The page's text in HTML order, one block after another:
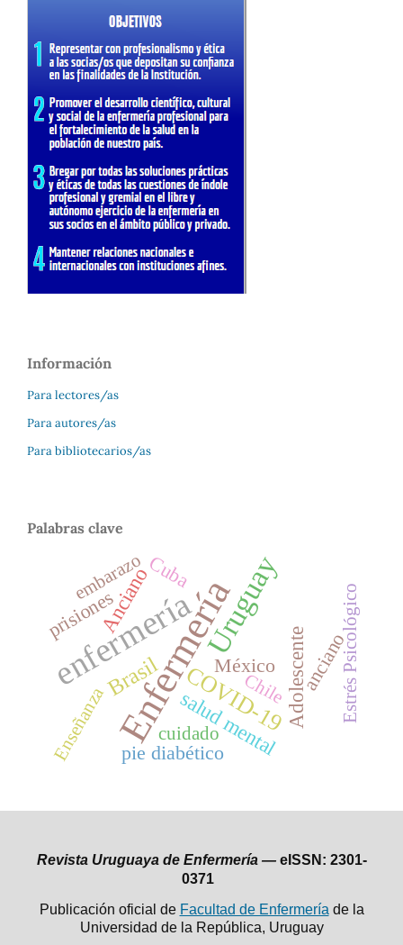
Información
Para lectores/as
Para autores/as
Para bibliotecarios/as
Palabras clave
Enfermería
enfermeríaUruguay
COVID-19
Brasil Adolescente
Anciano
salud mental
pie diabético
prisiones
México
Cuba
anciano
Enseñanza Estrés Psicológico
Chile
cuidado
embarazo
Revista Uruguaya de Enfermería — eISSN: 2301-
0371
Publicación oficial de Facultad de Enfermería de la
Universidad de la República, Uruguay